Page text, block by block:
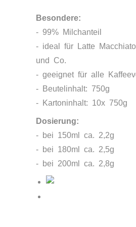
Besondere:
- 99% Milchanteil
- ideal für Latte
und Co.
- geeignet für alle
- Beutelinhalt: 750g
- Kartoninhalt: 10x 750g
Dosierung:
- bei 150ml ca. 2,2g
- bei 180ml ca. 2,5g
- bei 200ml ca. 2,8g